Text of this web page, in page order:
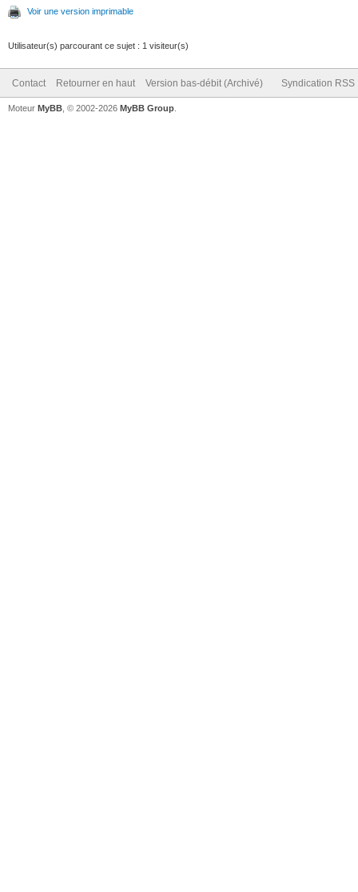
Voir une version imprimable
Utilisateur(s) parcourant ce sujet : 1 visiteur(s)
Contact Retourner en haut Version bas-débit (Archivé) Syndication RSS
Moteur MyBB , © 2002-2026 MyBB Group